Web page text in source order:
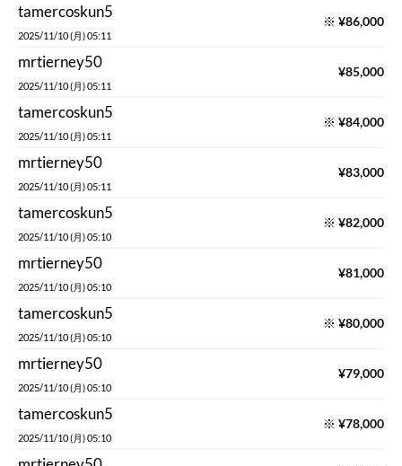
tamercoskun5
2025/11/10 (月) 05:11
※ ¥86,000
mrtierney50
2025/11/10 (月) 05:11
¥85,000
tamercoskun5
2025/11/10 (月) 05:11
※ ¥84,000
mrtierney50
2025/11/10 (月) 05:11
¥83,000
tamercoskun5
2025/11/10 (月) 05:10
※ ¥82,000
mrtierney50
2025/11/10 (月) 05:10
¥81,000
tamercoskun5
2025/11/10 (月) 05:10
※ ¥80,000
mrtierney50
2025/11/10 (月) 05:10
¥79,000
tamercoskun5
2025/11/10 (月) 05:10
※ ¥78,000